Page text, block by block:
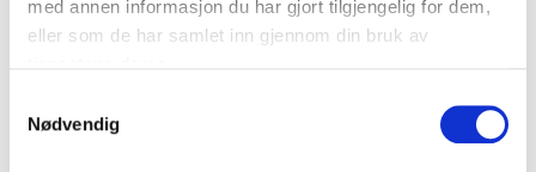
med annen informasjon du har gjort tilgjengelig for dem,
eller som de har samlet inn gjennom din bruk av
Nødvendig
Biltemakortet